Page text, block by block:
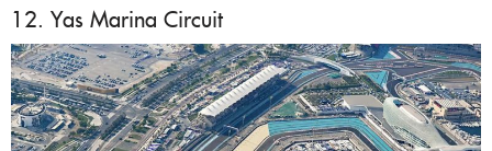
12. Yas Marina Circuit